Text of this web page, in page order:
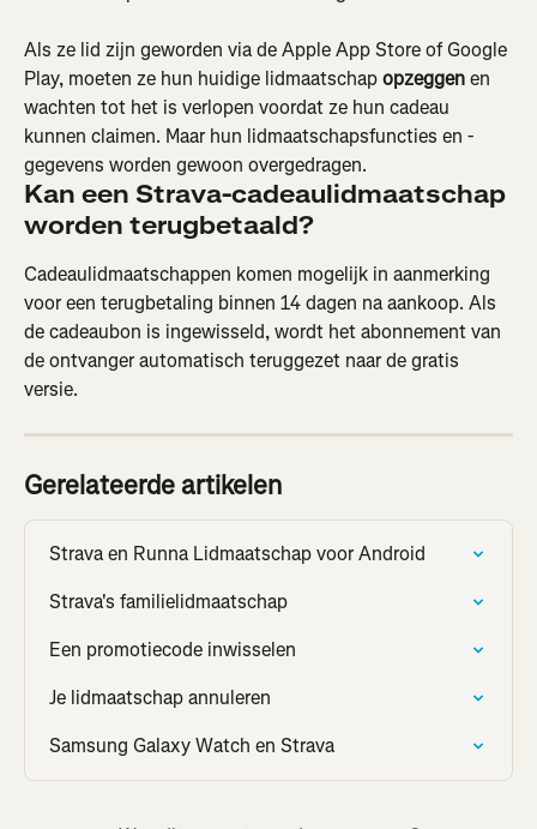
Als ze lid zijn geworden via de Apple App Store of Google
Play, moeten ze hun huidige lidmaatschap opzeggen en
wachten tot het is verlopen voordat ze hun cadeau
kunnen claimen. Maar hun lidmaatschapsfuncties en -
gegevens worden gewoon overgedragen.
Kan een Strava-cadeaulidmaatschap
worden terugbetaald?
Cadeaulidmaatschappen komen mogelijk in aanmerking
voor een terugbetaling binnen 14 dagen na aankoop. Als
de cadeaubon is ingewisseld, wordt het abonnement van
de ontvanger automatisch teruggezet naar de gratis
versie.
Gerelateerde artikelen
Strava en Runna Lidmaatschap voor Android
Strava's familielidmaatschap
Een promotiecode inwisselen
Je lidmaatschap annuleren
Samsung Galaxy Watch en Strava